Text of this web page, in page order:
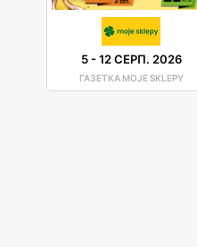
5-12 СЕРП. 2026
ГАЗЕТКА MOJE SKLEPY